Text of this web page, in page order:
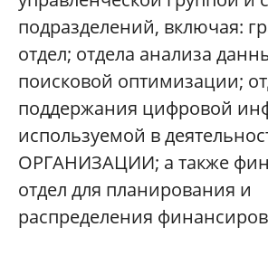
подразделений, включая:
отдел; отдела анализа
поисковой оптимизации;
поддержания цифровой
используемой в
ОРГАНИЗАЦИИ; а также
отдел для планирования и
распределения